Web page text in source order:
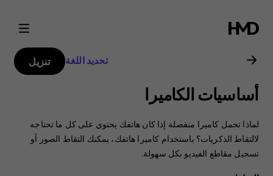
دليل
مستخدم
هاتف
Nokia
6.2
تحديد اللغة تنزيل
أساسيات الكاميرا
لماذا تحمل كاميرا منفصلة إذا كان هاتفك يحتوي على كل ما تحتاجه
لالتقاط الذكريات؟ باستخدام كاميرا هاتفك، يمكنك التقاط الصور أو
تسجيل مقاطع الفيديو بكل سهولة.